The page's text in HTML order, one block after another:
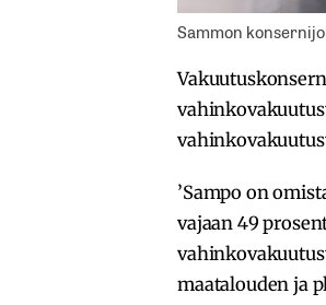
Sammon
’Sampo on
vajaan 49
maatalouden ja